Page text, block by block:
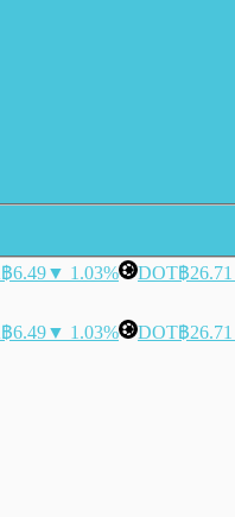
฿6.49▼ 1.03% DOT฿26.71
฿6.49▼ 1.03% DOT฿26.71